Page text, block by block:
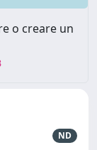
o creare un
ND